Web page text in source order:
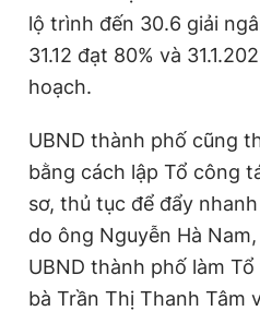
lộ trình đến 30.6 giải
31.12 đạt 80% và
hoạch.
UBND thành phố cũng
bằng cách lập Tổ công
sơ, thủ tục để đẩy
do ông Nguyễn Hà
UBND thành phố làm
bà Trần Thị Thanh Tâm